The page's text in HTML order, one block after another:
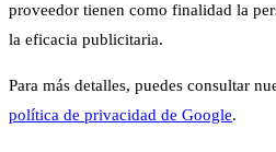
proveedor tienen como finalidad la
la eficacia publicitaria.
Para más detalles, puedes consultar
política de privacidad de Google.